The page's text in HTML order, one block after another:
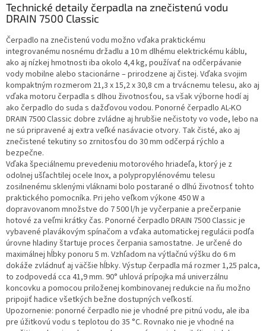
Technické detaily čerpadla na znečistenú vodu
DRAIN 7500 Classic
Čerpadlo na znečistenú vodu možno vďaka praktickému
integrovanému nosnému držadlu a 10 m dlhému elektrickému káblu,
ako aj nízkej hmotnosti iba okolo 4,4 kg, používať na odčerpávanie
vody mobilne alebo stacionárne – prirodzene aj čistej. Vďaka svojim
kompaktným rozmerom 21,3 x 15,2 x 30,8 cm a trvácnemu telesu, ako aj
vďaka motoru čerpadla s dlhou životnosťou, sa však výborne hodí aj
ako čerpadlo do suda s dažďovou vodou. Ponorné čerpadlo AL-KO
DRAIN 7500 Classic dobre zvládne aj hrubšie nečistoty vo vode, lebo na
ne sú pripravené aj extra veľké nasávacie otvory. Tak čisté, ako aj
znečistené tekutiny so zrnitosťou do 30 mm odčerpá rýchlo a
bezpečne.
Vďaka špeciálnemu prevedeniu motorového hriadeľa, ktorý je z
odolnej ušľachtilej ocele Inox, a polypropylénovému telesu
zosilnenému sklenými vláknami bolo postarané o dlhú životnosť tohto
praktického pomocníka. Pri jeho veľkom výkone 450 W a
dopravovanom množstve do 7 500 l/h je vyčerpanie a prečerpanie
hotové za veľmi krátky čas. Ponorné čerpadlo DRAIN 7500 Classic je
vybavené plavákovým spínačom a vďaka automatickej regulácii podľa
úrovne hladiny štartuje proces čerpania samostatne. Je určené do
maximálnej hĺbky ponoru 5 m. Vzhľadom na výtlačnú výšku do 6 m
dokáže zvládnuť aj väčšie hĺbky. Výstup čerpadla má rozmer 1,25 palca,
to zodpovedá cca 41,9 mm. 90° uhlová prípojka má univerzálnu
koncovku a pomocou priloženej kombinovanej redukcie na ňu možno
pripojiť hadice všetkých bežne dostupných veľkostí.
Upozornenie: ponorné čerpadlo nie je vhodné pre pitnú vodu, ale iba
pre úžitkovú vodu s teplotou do 35 °C. Rovnako nie je vhodné na